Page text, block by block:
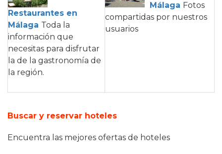
Restaurantes en
Málaga Toda la
información que
necesitas para disfrutar
la de la gastronomía de
la región.
Málaga Fotos
compartidas por nuestros
usuarios
Buscar y reservar hoteles
Encuentra las mejores ofertas de hoteles